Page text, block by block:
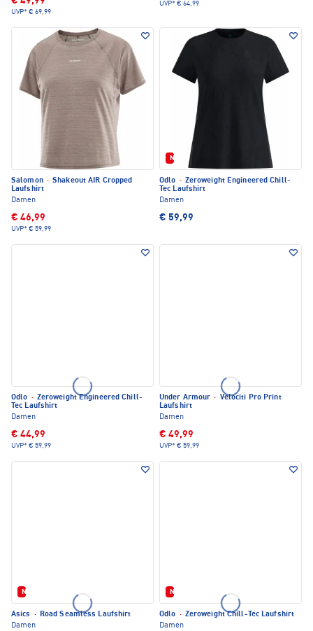
UVP* € 69,99
UVP* € 64,99
Salomon · Shakeout AIR Cropped
Laufshirt
Damen
€ 46,99
UVP* € 59,99
Neu
Odlo · Zeroweight Engineered Chill-
Tec Laufshirt
Damen
€ 59,99
Odlo · Zeroweight Engineered Chill-
Tec Laufshirt
Damen
€ 44,99
UVP* € 59,99
Under Armour · Velociti Pro Print
Laufshirt
Damen
€ 49,99
UVP* € 59,99
Neu
Asics · Road Seamless Laufshirt
Damen
Neu
Odlo · Zeroweight Chill-Tec Laufshirt
Damen